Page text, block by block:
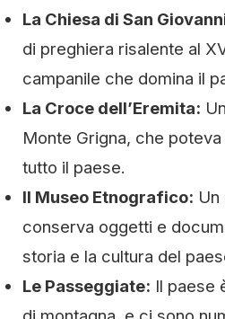
La Chiesa di San
di preghiera risalente al
campanile che domina il
La Croce dell’Eremita:
Monte Grigna, che
tutto il paese.
Il Museo Etnografico: Un
conserva oggetti e
storia e la cultura del
Le Passeggiate: Il paese